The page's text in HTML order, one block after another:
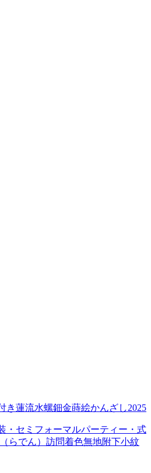
き蓮流水螺鈿金蒔絵かんざし2025
・セミフォーマルパーティー・式
らでん） 訪問着色無地附下小紋